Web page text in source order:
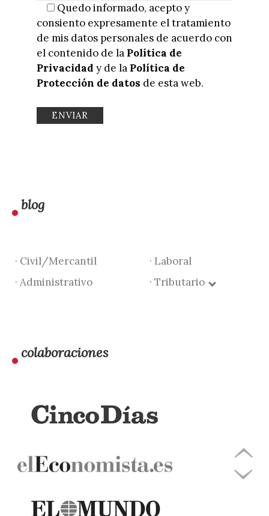
Quedo informado, acepto y
consiento expresamente el tratamiento
de mis datos personales de acuerdo con
el contenido de la Política de
Privacidad y de la Política de
Protección de datos de esta web.
blog
· Civil/Mercantil
· Laboral
· Administrativo
· Tributario
colaboraciones